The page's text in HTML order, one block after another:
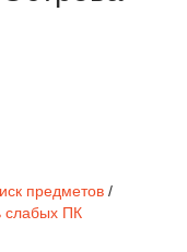
предметов /
слабых ПК